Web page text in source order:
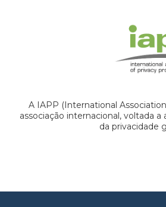
A IAPP (International
associação internacional, voltada
da privacidade